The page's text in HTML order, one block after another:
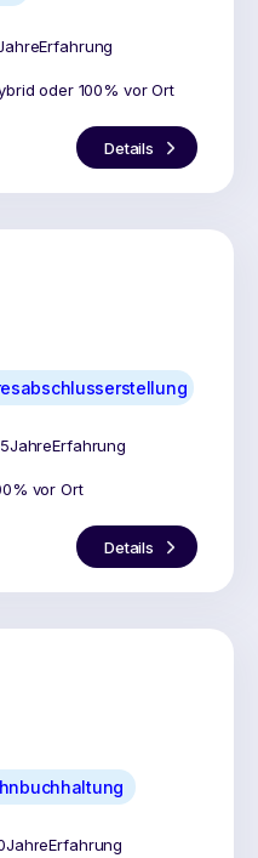
eErfahrung
oder 100% vor Ort
Details
JahreErfahrung
vor Ort
Details
JahreErfahrung